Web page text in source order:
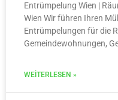
Entrümpelung Wien |
Wien Wir führen Ihren
Entrümpelungen für die
Gemeindewohnungen,
WEITERLESEN »